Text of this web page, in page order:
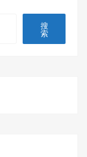
搜
索